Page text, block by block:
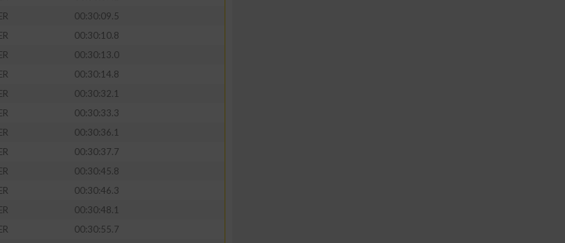
00:30:09.5
00:30:10.8
00:30:13.0
00:30:14.8
00:30:32.1
00:30:33.3
00:30:36.1
00:30:37.7
00:30:45.8
00:30:46.3
00:30:48.1
00:30:55.7